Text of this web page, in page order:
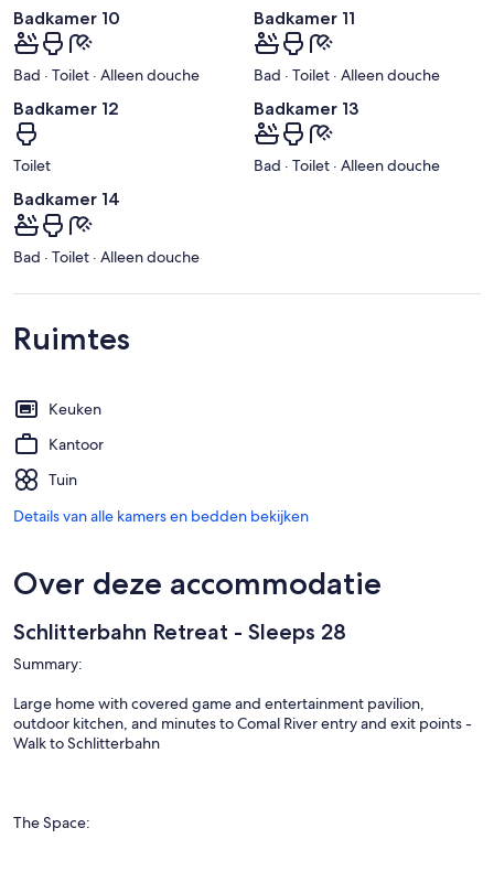
Badkamer 10
Bad · Toilet · Alleen douche
Badkamer 11
Bad · Toilet · Alleen douche
Badkamer 12
Toilet
Badkamer 13
Bad · Toilet · Alleen douche
Badkamer 14
Bad · Toilet · Alleen douche
Ruimtes
Keuken
Kantoor
Tuin
Details van alle kamers en bedden bekijken
Over deze accommodatie
Schlitterbahn Retreat - Sleeps 28
Summary:
Large home with covered game and entertainment pavilion,
outdoor kitchen, and minutes to Comal River entry and exit points -
Walk to Schlitterbahn
The Space: